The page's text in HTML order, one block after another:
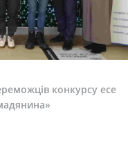
конкурсу есе